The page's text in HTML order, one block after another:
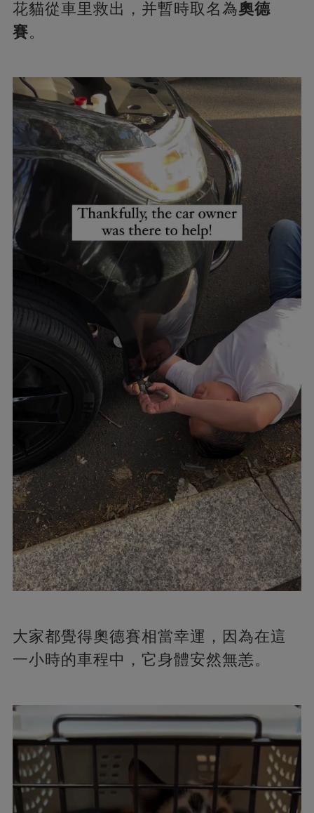
花貓從車里救出，并暫時取名為奧德
賽。
大家都覺得奧德賽相當幸運，因為在這
一小時的車程中，它身體安然無恙。